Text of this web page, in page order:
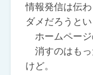
情報発信は伝
ダメだろうとい
ホームページ
消すのはもっ
けど。